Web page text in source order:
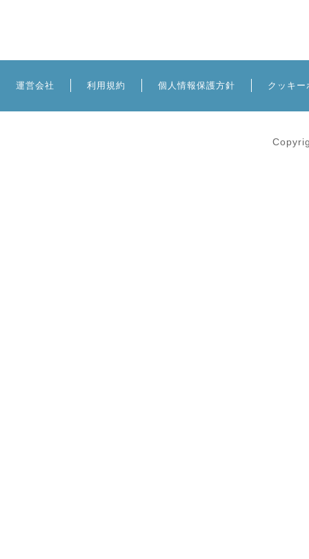
運営会社 利用規約 個人情報保護方針 クッキー